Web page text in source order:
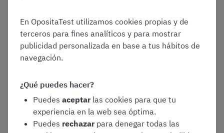
Parte específica del temario de
Celadores del SERMAS de 2026
específica está indicado con el número 10
Tema 10: Funciones del Celador y del Jefe de
Personal Subalterno. Funciones de vigilancia.
En OpositaTest utilizamos cookies propias y de
terceros para fines analíticos y para mostrar
publicidad personalizada en base a tus hábitos de
navegación.
¿Qué puedes hacer?
Puedes aceptar las cookies para que tu
experiencia en la web sea óptima.
Puedes rechazar para denegar todas las